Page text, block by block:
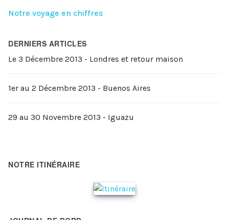
Notre voyage en chiffres
DERNIERS ARTICLES
Le 3 Décembre 2013 - Londres et retour maison
1er au 2 Décembre 2013 - Buenos Aires
29 au 30 Novembre 2013 - Iguazu
NOTRE ITINÉRAIRE